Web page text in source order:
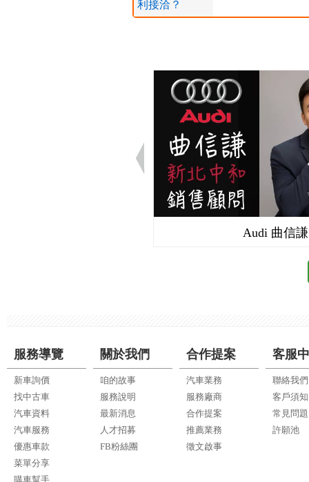
利接洽？
Audi 曲信謙
服務導覽
新車詢價
找中古車
汽車資料
汽車服務
優惠車款
菜單分享
購車幫手
關於我們
咱的故事
服務說明
最新消息
人才招募
FB粉絲團
合作提案
汽車業務
服務廠商
合作提案
推薦業務
徵文啟事
客服
聯絡我們
客戶須知
常見問題
許願池